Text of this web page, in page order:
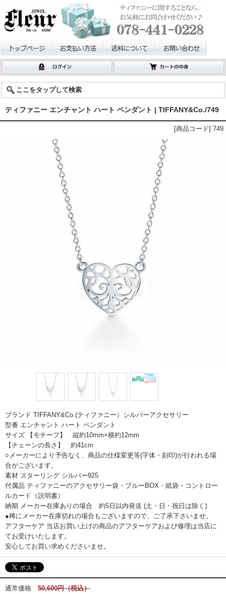
ここをタップして検索
ティファニー エンチャント ハート ペンダント | TIFFANY&Co./749
[商品コード] 749
ブランド TIFFANY&Co.(ティファニー）シルバーアクセサリー
型番 エンチャント ハート ペンダント
サイズ 【モチーフ】 縦約10mm×横約12mm
【チェーンの長さ】 約41cm
○メーカーにより予告なく、商品の仕様変更等(字体・刻印)が行われる場
合がございます。
素材 スターリング シルバー925
付属品 ティファニーのアクセサリー袋・ブルーBOX・紙袋・コントロー
ルカード（説明書）
納期 メーカー在庫ありの場合 約5日以内発送 (土・日・祝日は除く)
●稀にメーカー在庫切れの場合もございますので、ご了承下さいませ。
アフターケア 当店お買い上げの商品のアフターケアおよび修理は当店に
てお受けいたします。
安心してお買い求めくださいませ。
通常価格
50,600円（税込）